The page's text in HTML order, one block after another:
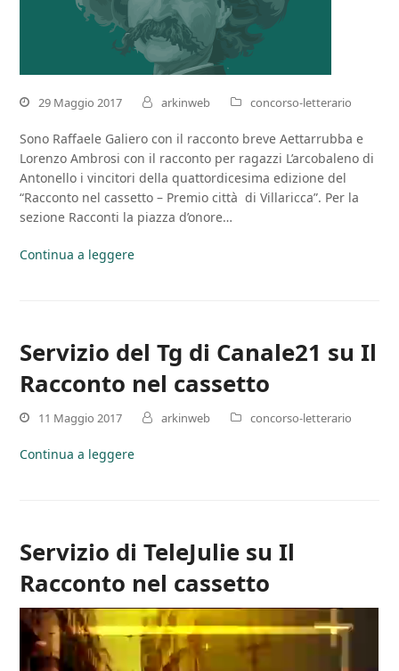
29 Maggio 2017 arkinweb concorso-letterario
Sono Raffaele Galiero con il racconto breve Aettarrubba e
Lorenzo Ambrosi con il racconto per ragazzi L’arcobaleno di
Antonello i vincitori della quattordicesima edizione del
“Racconto nel cassetto – Premio città di Villaricca”. Per la
sezione Racconti la piazza d’onore…
Continua a leggere
Servizio del Tg di Canale21 su Il
Racconto nel cassetto
11 Maggio 2017 arkinweb concorso-letterario
Continua a leggere
Servizio di TeleJulie su Il
Racconto nel cassetto